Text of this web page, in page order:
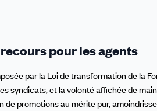
pour les agents
par la Loi de transformation de la
syndicats, et la volonté affichée de
promotions au mérite pur,